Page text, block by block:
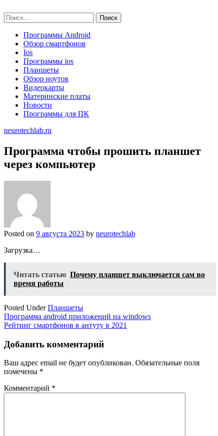
to
content
Найти:
Программы Android
Обзор смартфонов
Ios
Программы ios
Планшеты
Обзор ноутов
Видеокарты
Материнские платы
Новости
Программы для ПК
neurotechlab.ru
Программа чтобы прошить планшет
через компьютер
Posted on 9 августа 2023 by neurotechlab
Загрузка…
Читать статью Почему планшет выключается сам во
время работы
Posted UnderПланшеты
Навигация
по
записям
Программа android приложений на windows
Рейтинг смартфонов в антуту в 2021
Добавить комментарий
Ваш адрес email не будет опубликован. Обязательные поля
помечены *
Комментарий *